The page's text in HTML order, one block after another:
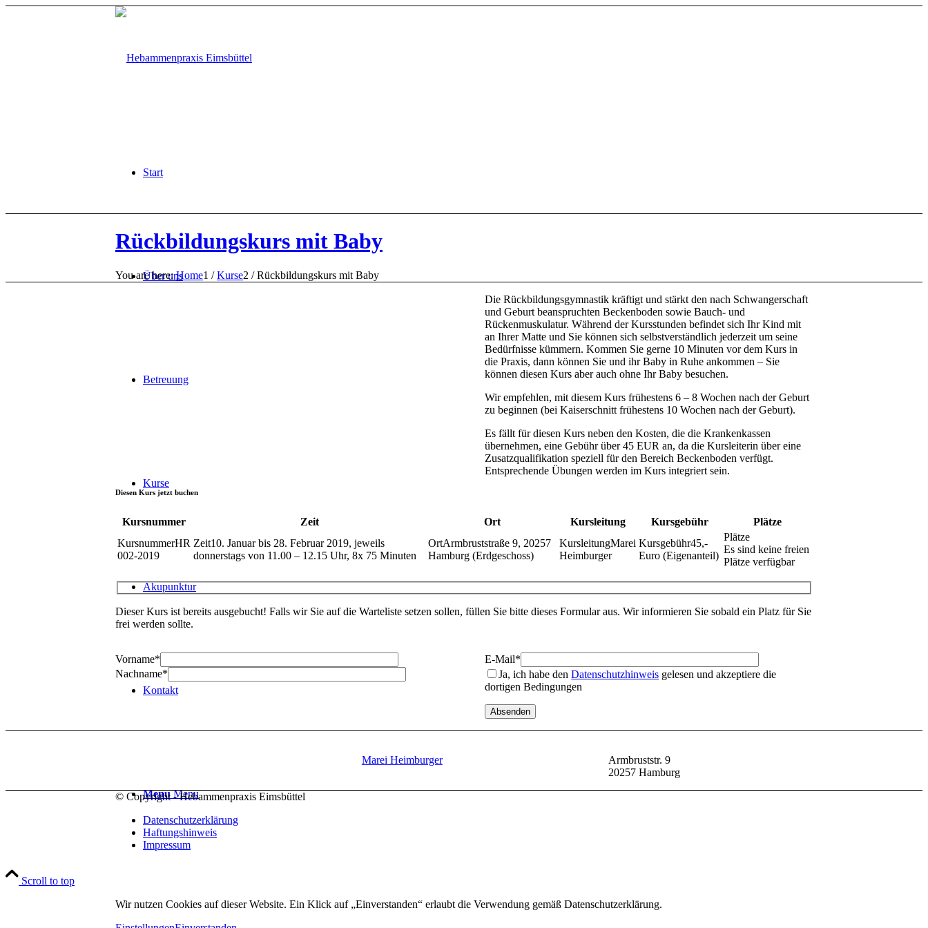
Start
Über uns
Betreuung
Kurse
Akupunktur
Kontakt
Menu Menu
Rückbildungskurs mit Baby
You are here: Home1 / Kurse2 / Rückbildungskurs mit Baby
Die Rückbildungsgymnastik kräftigt und stärkt den nach Schwangerschaft
und Geburt beanspruchten Beckenboden sowie Bauch- und
Rückenmuskulatur. Während der Kursstunden befindet sich Ihr Kind mit
an Ihrer Matte und Sie können sich selbstverständlich jederzeit um seine
Bedürfnisse kümmern. Kommen Sie gerne 10 Minuten vor dem Kurs in
die Praxis, dann können Sie und ihr Baby in Ruhe ankommen – Sie
können diesen Kurs aber auch ohne Ihr Baby besuchen.
Wir empfehlen, mit diesem Kurs frühestens 6 – 8 Wochen nach der Geburt
zu beginnen (bei Kaiserschnitt frühestens 10 Wochen nach der Geburt).
Es fällt für diesen Kurs neben den Kosten, die die Krankenkassen
übernehmen, eine Gebühr über 45 EUR an, da die Kursleiterin über eine
Zusatzqualifikation speziell für den Bereich Beckenboden verfügt.
Entsprechende Übungen werden im Kurs integriert sein.
Diesen Kurs jetzt buchen
Kursnummer Zeit Ort Kursleitung Kursgebühr
Plätze
HR
002-2019
10. Januar bis 28. Februar 2019, jeweils
donnerstags von 11.00 – 12.15 Uhr, 8x 75 Minuten
Armbruststraße 9, 20257
Hamburg (Erdgeschoss)
Marei
Heimburger
45,-
Euro (Eigenanteil)
Es sind keine freien
Plätze verfügbar
Dieser Kurs ist bereits ausgebucht! Falls wir Sie auf die Warteliste setzen sollen, füllen Sie bitte dieses Formular aus. Wir informieren Sie sobald ein Platz für Sie
frei werden sollte.
Vorname*
Nachname*
E-Mail*
Ja, ich habe denDatenschutzhinweis gelesen und akzeptiere die
dortigen Bedingungen
Marei Heimburger
Armbruststr. 9
20257 Hamburg
© Copyright - Hebammenpraxis Eimsbüttel
Datenschutzerklärung
Haftungshinweis
Impressum
Scroll to top
Wir nutzen Cookies auf dieser Website. Ein Klick auf „Einverstanden“ erlaubt die Verwendung gemäß Datenschutzerklärung.